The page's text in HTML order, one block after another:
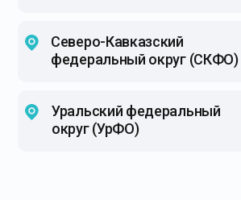
Уральский федеральный
округ (УрФО)
Северо-Кавказский
федеральный округ (СКФО)